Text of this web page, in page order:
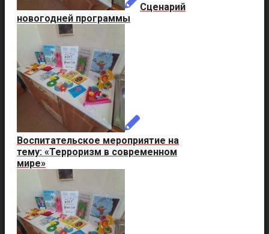
Сценарий
новогодней программы
Воспитательское мероприятие на
тему: «Терроризм в современном
мире»